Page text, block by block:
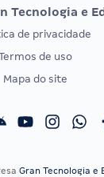
Vunesp
EXAME DE
Calendário
Tecnologia e
de privacidade
de uso
Mapa do site
Gran Tecnologia e